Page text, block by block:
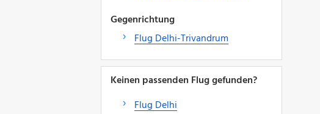
Gegenrichtung
Flug Delhi-Trivandrum
Keinen passenden Flug gefunden?
Flug Delhi